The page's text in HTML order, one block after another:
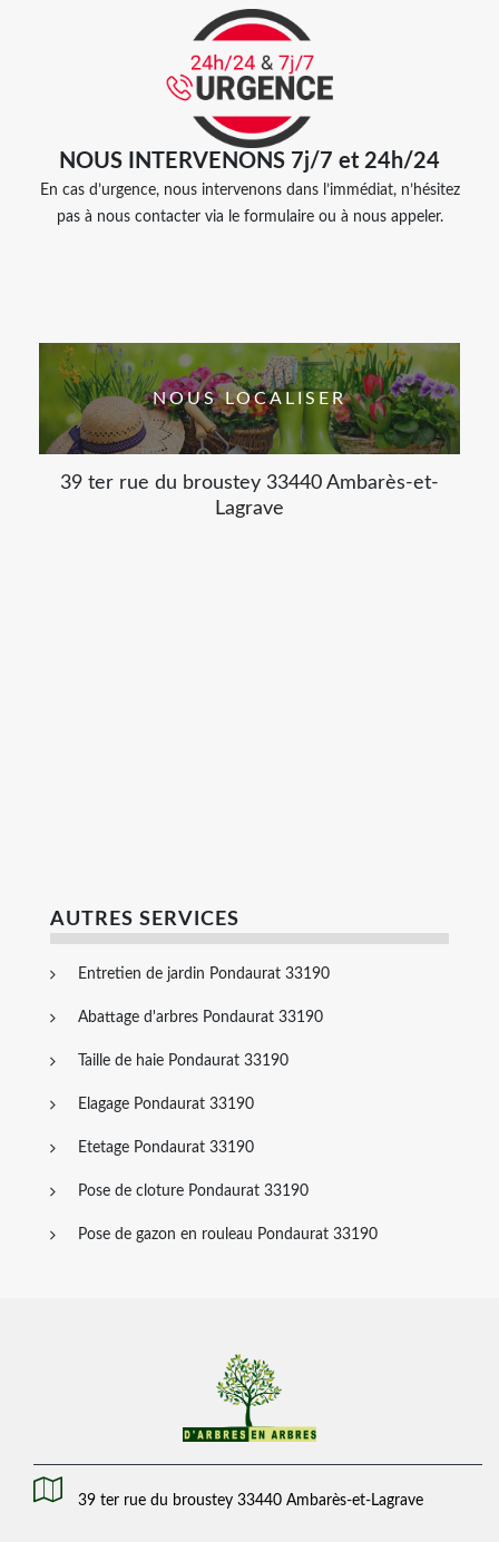
NOUS INTERVENONS 7j/7 et 24h/24
En cas d’urgence, nous intervenons dans l’immédiat, n’hésitez
pas à nous contacter via le formulaire ou à nous appeler.
NOUS LOCALISER
39 ter rue du broustey 33440 Ambarès-et-
Lagrave
AUTRES SERVICES
Entretien de jardin Pondaurat 33190
Abattage d'arbres Pondaurat 33190
Taille de haie Pondaurat 33190
Elagage Pondaurat 33190
Etetage Pondaurat 33190
Pose de cloture Pondaurat 33190
Pose de gazon en rouleau Pondaurat 33190
39 ter rue du broustey 33440 Ambarès-et-Lagrave